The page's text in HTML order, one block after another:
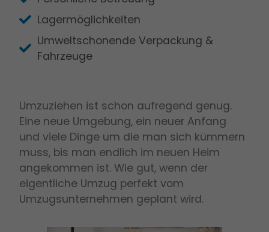
Lagermöglichkeiten
Umweltschonende Verpackung &
Fahrzeuge
Umzuziehen ist schon aufregend genug.
Eine neue Umgebung, ein neuer Anfang
und viele Dinge um die man sich kümmern
muss, bis man endlich im neuen Heim
angekommen ist. Wie gut, wenn der
eigentliche Umzug perfekt vom
Umzugsunternehmen geplant wird.